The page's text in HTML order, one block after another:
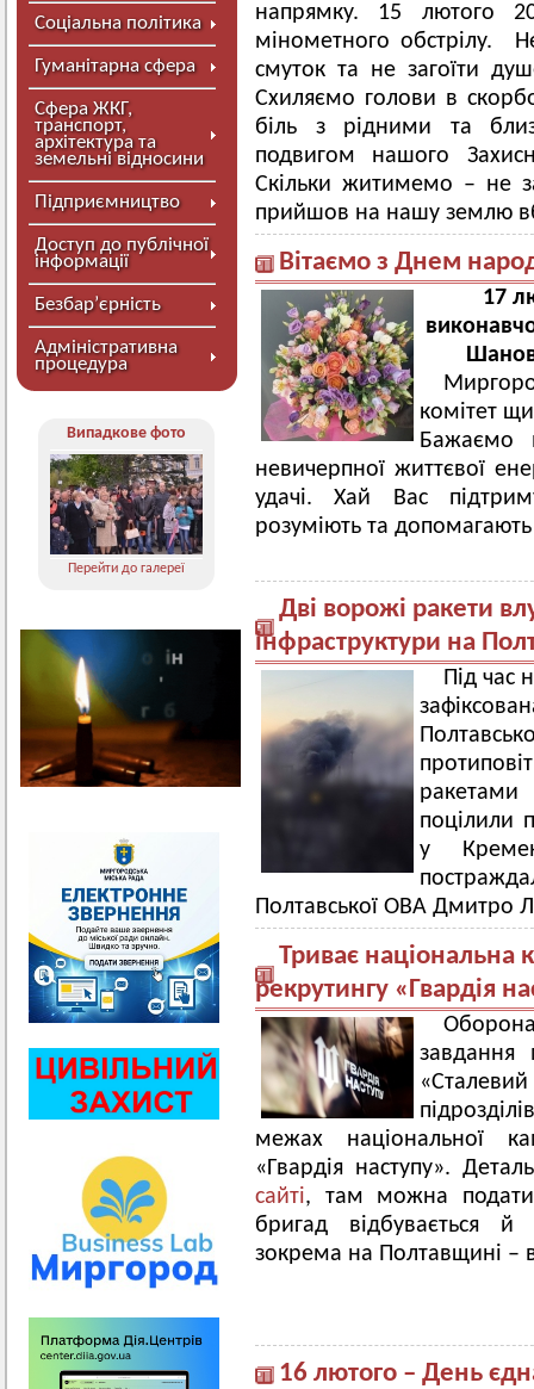
Соціальна політика
Гуманітарна сфера
Сфера ЖКГ,
транспорт,
архітектура та
земельні відносини
Підприємництво
Доступ до публічної
інформації
Безбар’єрність
Адміністративна
процедура
Випадкове фото
Перейти до галереї
напрямку. 15 лютого
мінометного обстрілу.
смуток та не загоїти
Схиляємо голови в
біль з рідними та
подвигом нашого
Скільки житимемо – не
прийшов на нашу землю
Вітаємо з Днем
17
комітет
Бажаємо
невичерпної життєвої
удачі. Хай Вас
розуміють та
Дві ворожі ракети
інфраструктури на
Під час
ракетами
поцілили
у
Полтавської ОВА Дмитро
Триває національна
рекрутингу «Гвардія
завдання
межах національної
«Гвардія наступу».
сайті, там можна
бригад відбувається
зокрема на Полтавщині –
16 лютого – День